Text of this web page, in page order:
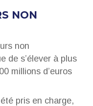
NON
non
de s’élever à plus
millions d’euros
pris en charge,